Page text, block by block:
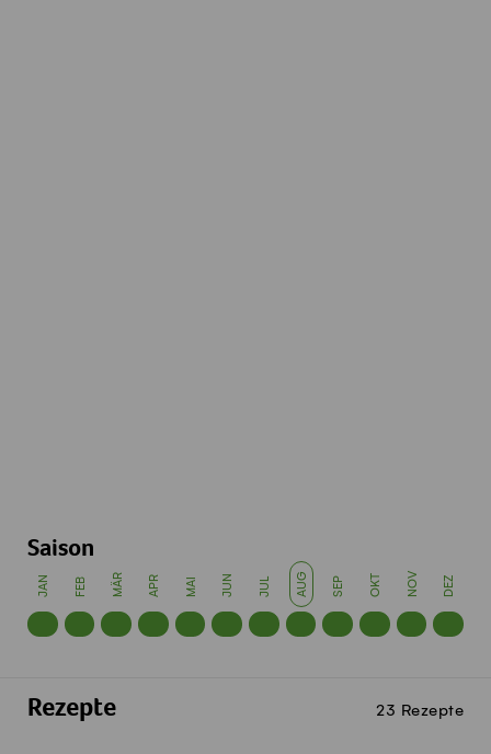
Saison
JAN FEB MÄR APR MAI JUN JUL AUG SEP OKT NOV DEZ
Rezepte 23 Rezepte